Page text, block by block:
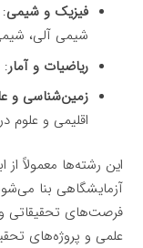
فیزیک و شیمی
شیمی آلی،
ریاضیات و آمار:
زمین‌شناسی و
اقلیمی و علوم
این رشته‌ها معمولاً
آزمایشگاهی بنا
فرصت‌های تحقیقاتی و
علمی و پروژه‌های